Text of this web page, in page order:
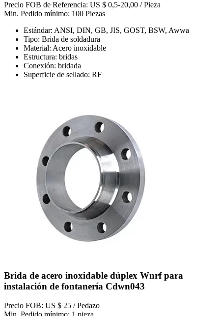
Precio FOB de Referencia: US $ 0,5-20,00 / Pieza
Min. Pedido mínimo: 100 Piezas
Estándar: ANSI, DIN, GB, JIS, GOST, BSW, Awwa
Tipo: Brida de soldadura
Material: Acero inoxidable
Estructura: bridas
Conexión: bridada
Superficie de sellado: RF
Brida de acero inoxidable dúplex Wnrf para
instalación de fontanería Cdwn043
Precio FOB: US $ 25 / Pedazo
Min. Pedido mínimo: 1 pieza